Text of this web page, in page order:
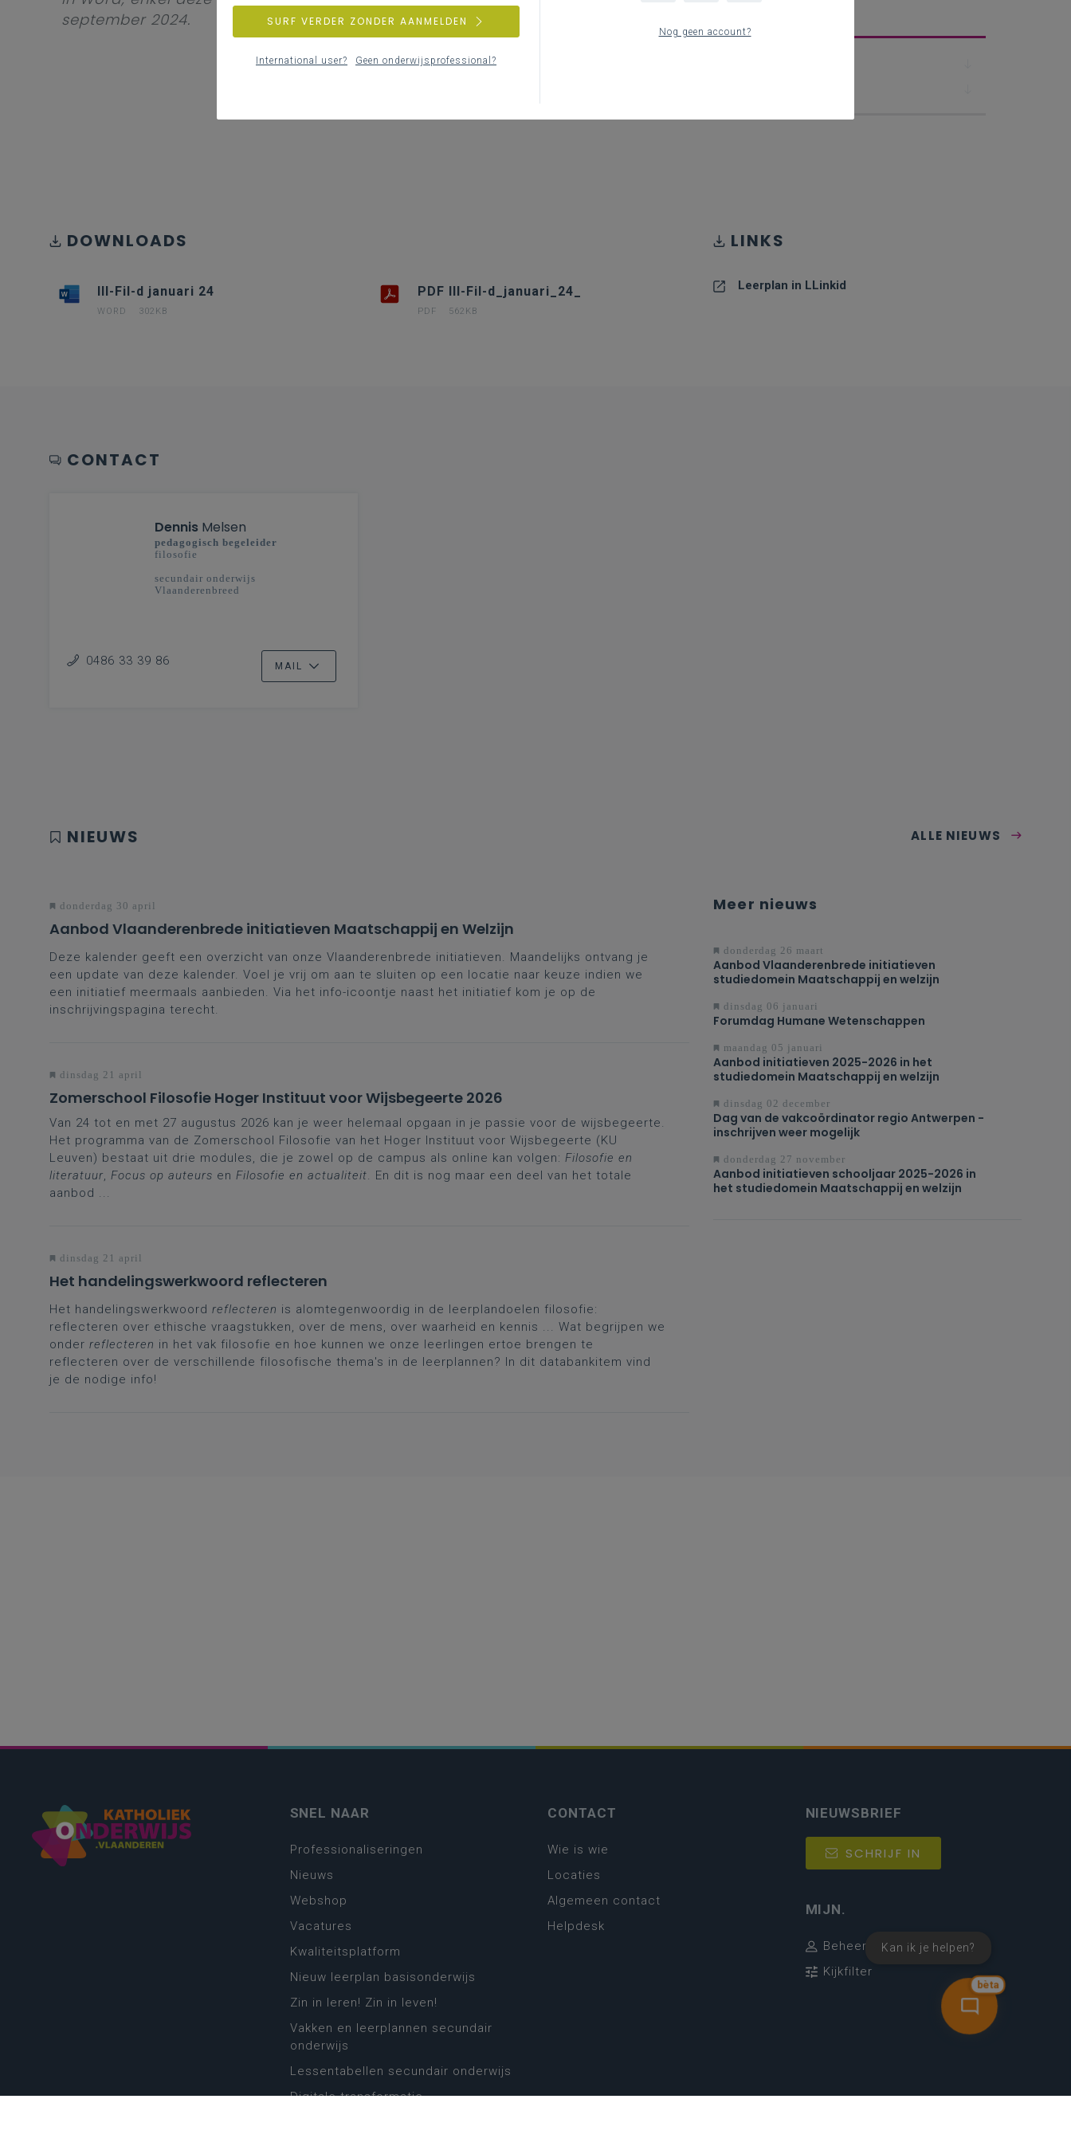
september 2024.
DOWNLOADS
III-Fil-d januari 24
WORD 302KB
PDF III-Fil-d_januari_24_
PDF 562KB
LINKS
Leerplan in LLinkid
CONTACT
Dennis Melsen
pedagogisch begeleider
filosofie
secundair onderwijs
Vlaanderenbreed
0486 33 39 86 MAIL
NIEUWS ALLE NIEUWS
donderdag 30 april
Aanbod Vlaanderenbrede initiatieven Maatschappij en Welzijn
Deze kalender geeft een overzicht van onze Vlaanderenbrede initiatieven. Maandelijks ontvang je
een update van deze kalender. Voel je vrij om aan te sluiten op een locatie naar keuze indien we
een initiatief meermaals aanbieden. Via het info-icoontje naast het initiatief kom je op de
inschrijvingspagina terecht.
dinsdag 21 april
Zomerschool Filosofie Hoger Instituut voor Wijsbegeerte 2026
Van 24 tot en met 27 augustus 2026 kan je weer helemaal opgaan in je passie voor de wijsbegeerte.
Het programma van de Zomerschool Filosofie van het Hoger Instituut voor Wijsbegeerte (KU
Leuven) bestaat uit drie modules, die je zowel op de campus als online kan volgen: Filosofie en
literatuur, Focus op auteurs en Filosofie en actualiteit. En dit is nog maar een deel van het totale
aanbod ...
dinsdag 21 april
Het handelingswerkwoord reflecteren
Het handelingswerkwoord reflecteren is alomtegenwoordig in de leerplandoelen filosofie:
reflecteren over ethische vraagstukken, over de mens, over waarheid en kennis ... Wat begrijpen we
onder reflecteren in het vak filosofie en hoe kunnen we onze leerlingen ertoe brengen te
reflecteren over de verschillende filosofische thema's in de leerplannen? In dit databankitem vind
je de nodige info!
Meer nieuws
donderdag 26 maart
Aanbod Vlaanderenbrede initiatieven
studiedomein Maatschappij en welzijn
dinsdag 06 januari
Forumdag Humane Wetenschappen
maandag 05 januari
Aanbod initiatieven 2025-2026 in het
studiedomein Maatschappij en welzijn
dinsdag 02 december
Dag van de vakcoördinator regio Antwerpen -
inschrijven weer mogelijk
donderdag 27 november
Aanbod initiatieven schooljaar 2025-2026 in
het studiedomein Maatschappij en welzijn
bèta
Kan ik je helpen?
SNEL NAAR
Professionaliseringen
Nieuws
Webshop
Vacatures
Kwaliteitsplatform
Nieuw leerplan basisonderwijs
Zin in leren! Zin in leven!
Vakken en leerplannen secundair
onderwijs
Lessentabellen secundair onderwijs
Digitale transformatie
CONTACT
Wie is wie
Locaties
Algemeen contact
Helpdesk
NIEUWSBRIEF
SCHRIJF IN
MIJN.
Beheer
Kijkfilter
Nog geen account?
SURF VERDER ZONDER AANMELDEN
International user? Geen onderwijsprofessional?